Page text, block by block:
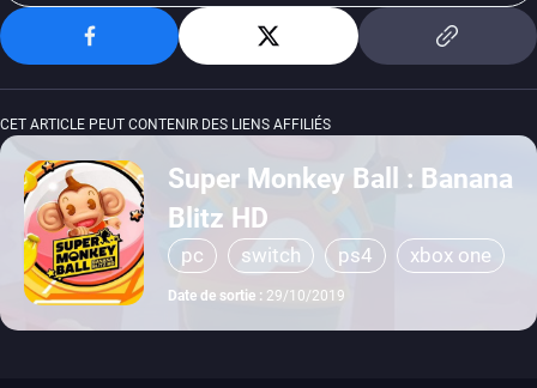
CET ARTICLE PEUT CONTENIR DES LIENS AFFILIÉS
Super Monkey Ball : Banana
Blitz HD
pc switch ps4
xbox one
gamecube
Date de sortie : 29/10/2019